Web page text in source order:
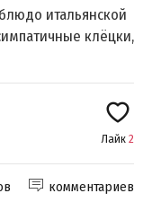
итальянской
клёцки,
Лайк 2
комментариев